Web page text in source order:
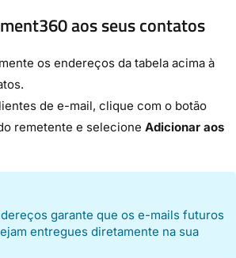
aos seus contatos
os endereços da tabela acima à
de e-mail, clique com o botão
remetente e selecione Adicionar aos
garante que os e-mails futuros
entregues diretamente na sua